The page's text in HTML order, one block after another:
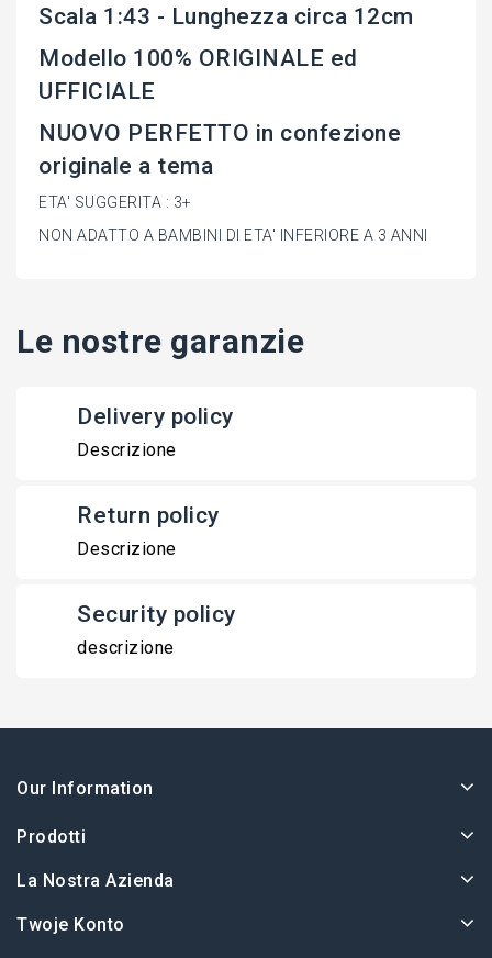
Scala 1:43 - Lunghezza circa 12cm
Modello 100% ORIGINALE ed
UFFICIALE
NUOVO PERFETTO in confezione
originale a tema
ETA' SUGGERITA : 3+
NON ADATTO A BAMBINI DI ETA' INFERIORE A 3 ANNI
Le nostre garanzie
Delivery policy
Descrizione
Return policy
Descrizione
Security policy
descrizione
Our Information
Prodotti
La Nostra Azienda
Twoje Konto